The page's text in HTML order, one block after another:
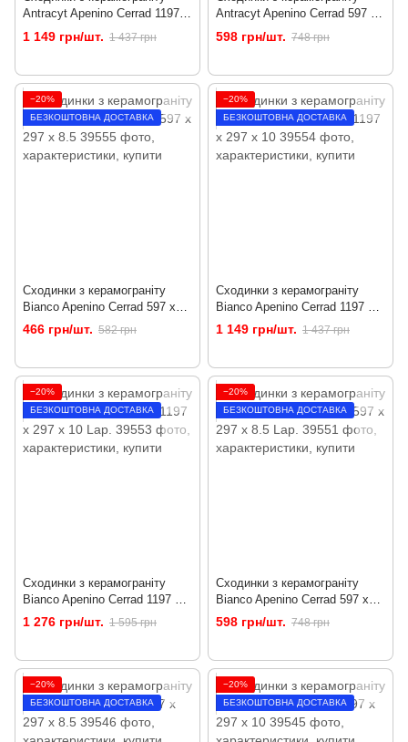
Antracyt Apenino Cerrad 1197 x
297 x 10 Lap.
1 149 грн/шт. 1 437 грн
Antracyt Apenino Cerrad 597 x
297 x 8.5 Lap.
598 грн/шт. 748 грн
−20%
БЕЗКОШТОВНА ДОСТАВКА
Сходинки з керамограніту
Bianco Apenino Cerrad 597 x
297 x 8.5
466 грн/шт. 582 грн
−20%
БЕЗКОШТОВНА ДОСТАВКА
Сходинки з керамограніту
Bianco Apenino Cerrad 1197 x
297 x 10
1 149 грн/шт. 1 437 грн
−20%
БЕЗКОШТОВНА ДОСТАВКА
Сходинки з керамограніту
Bianco Apenino Cerrad 1197 x
297 x 10 Lap.
1 276 грн/шт. 1 595 грн
−20%
БЕЗКОШТОВНА ДОСТАВКА
Сходинки з керамограніту
Bianco Apenino Cerrad 597 x
297 x 8.5 Lap.
598 грн/шт. 748 грн
−20%
БЕЗКОШТОВНА ДОСТАВКА
−20%
БЕЗКОШТОВНА ДОСТАВКА